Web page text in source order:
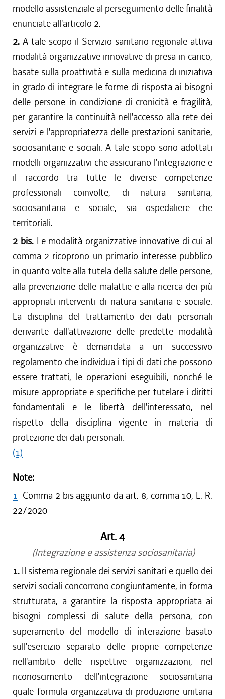
modello assistenziale al perseguimento delle finalità
enunciate all'articolo 2.
2. A tale scopo il Servizio sanitario regionale attiva
modalità organizzative innovative di presa in carico,
basate sulla proattività e sulla medicina di iniziativa
in grado di integrare le forme di risposta ai bisogni
delle persone in condizione di cronicità e fragilità,
per garantire la continuità nell'accesso alla rete dei
servizi e l'appropriatezza delle prestazioni sanitarie,
sociosanitarie e sociali. A tale scopo sono adottati
modelli organizzativi che assicurano l'integrazione e
il raccordo tra tutte le diverse competenze
professionali coinvolte, di natura sanitaria,
sociosanitaria e sociale, sia ospedaliere che
territoriali.
2 bis. Le modalità organizzative innovative di cui al
comma 2 ricoprono un primario interesse pubblico
in quanto volte alla tutela della salute delle persone,
alla prevenzione delle malattie e alla ricerca dei più
appropriati interventi di natura sanitaria e sociale.
La disciplina del trattamento dei dati personali
derivante dall'attivazione delle predette modalità
organizzative è demandata a un successivo
regolamento che individua i tipi di dati che possono
essere trattati, le operazioni eseguibili, nonché le
misure appropriate e specifiche per tutelare i diritti
fondamentali e le libertà dell'interessato, nel
rispetto della disciplina vigente in materia di
protezione dei dati personali.
(1)
Note:
1 Comma 2 bis aggiunto da art. 8, comma 10, L. R.
22/2020
Art. 4
(Integrazione e assistenza sociosanitaria)
1. Il sistema regionale dei servizi sanitari e quello dei
servizi sociali concorrono congiuntamente, in forma
strutturata, a garantire la risposta appropriata ai
bisogni complessi di salute della persona, con
superamento del modello di interazione basato
sull'esercizio separato delle proprie competenze
nell'ambito delle rispettive organizzazioni, nel
riconoscimento dell'integrazione sociosanitaria
quale formula organizzativa di produzione unitaria